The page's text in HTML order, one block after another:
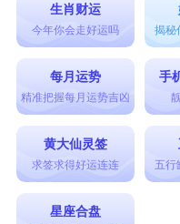
24. 孙澜：澜意为“
波涛一般澎湃，勇往
25. 孙辉：辉意为“
太阳般辉煌耀眼，照
以上就是孙姓男孩名
内容。
生肖财运
今年你会走好运吗 揭秘
每月运势
精准把握每月运势吉凶
手
黄大仙灵签
求签求得好运连连 五行
星座合盘